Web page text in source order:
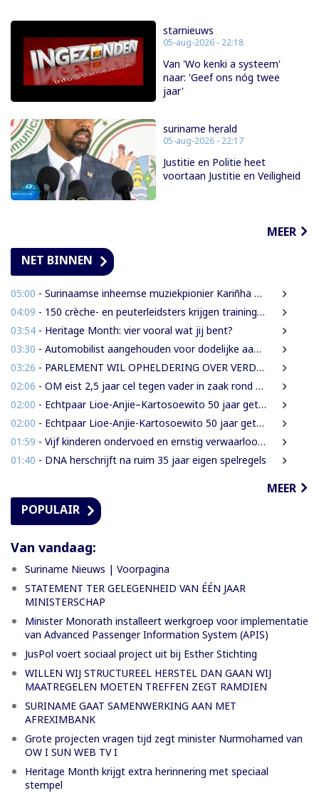
starnieuws
05-aug-2026 - 22:18
Van 'Wo kenki a systeem'
naar: 'Geef ons nóg twee
jaar'
suriname herald
05-aug-2026 - 22:17
Justitie en Politie heet
voortaan Justitie en Veiligheid
MEER
NET BINNEN
05:00 - Surinaamse inheemse muziekpionier Kariñha Basi krijgt oeuvreprijs in Rotterdam
04:09 - 150 crèche- en peuterleidsters krijgen training in verkeerseducatie
03:54 - Heritage Month: vier vooral wat jij bent?
03:30 - Automobilist aangehouden voor dodelijke aanrijding met voetganger en doorrijden na ongeval
03:26 - PARLEMENT WIL OPHELDERING OVER VERDWENEN INBESLAGGENOMEN LEVENSMIDDELEN
02:06 - OM eist 2,5 jaar cel tegen vader in zaak rond mishandeling en verwaarlozing
02:00 - Echtpaar Lioe-Anjie–Kartosoewito 50 jaar getrouwd
02:00 - Echtpaar Lioe-Anjie-Kartosoewito 50 jaar getrouwd
01:59 - Vijf kinderen ondervoed en ernstig verwaarloosd: 2,5 jaar cel geëist tegen vader
01:40 - DNA herschrijft na ruim 35 jaar eigen spelregels
MEER
POPULAIR
Van vandaag:
Suriname Nieuws | Voorpagina
STATEMENT TER GELEGENHEID VAN ÉÉN JAAR
MINISTERSCHAP
Minister Monorath installeert werkgroep voor implementatie
van Advanced Passenger Information System (APIS)
JusPol voert sociaal project uit bij Esther Stichting
WILLEN WIJ STRUCTUREEL HERSTEL DAN GAAN WIJ
MAATREGELEN MOETEN TREFFEN ZEGT RAMDIEN
SURINAME GAAT SAMENWERKING AAN MET
AFREXIMBANK
Grote projecten vragen tijd zegt minister Nurmohamed van
OW I SUN WEB TV I
Heritage Month krijgt extra herinnering met speciaal
stempel